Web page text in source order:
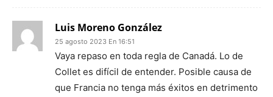
Luis Moreno González
25 agosto 2023 En 16:51
Vaya repaso en toda regla de Canadá. Lo de
Collet es difícil de entender. Posible causa de
que Francia no tenga más éxitos en detrimento